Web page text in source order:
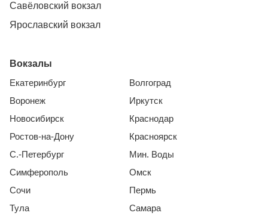
Савёловский вокзал
Ярославский вокзал
Вокзалы
Екатеринбург
Воронеж
Новосибирск
Ростов-на-Дону
С.-Петербург
Симферополь
Сочи
Тула
Волгоград
Иркутск
Краснодар
Красноярск
Мин. Воды
Омск
Пермь
Самара